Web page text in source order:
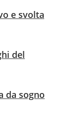
e svolta
del
da sogno